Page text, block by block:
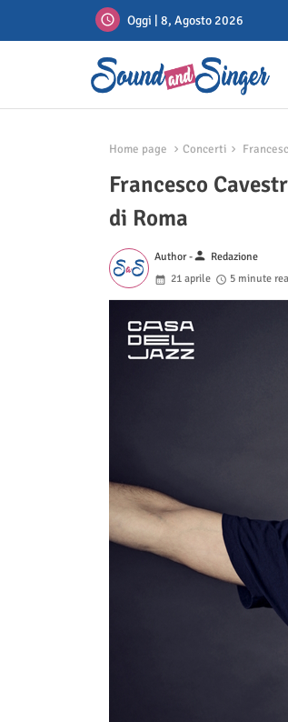
Oggi | 8, Agosto 2026
Home page Concerti
Francesco
di Roma
Author -person Redazione
21 aprile
5 minute